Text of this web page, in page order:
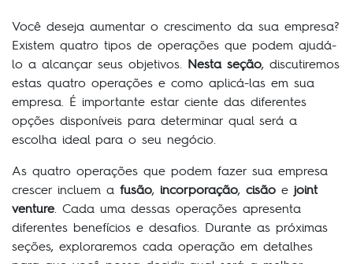
Você deseja aumentar o crescimento da sua empresa?
Existem quatro tipos de operações que podem ajudá-
lo a alcançar seus objetivos. Nesta seção, discutiremos
estas quatro operações e como aplicá-las em sua
empresa. É importante estar ciente das diferentes
opções disponíveis para determinar qual será a
escolha ideal para o seu negócio.
As quatro operações que podem fazer sua empresa
crescer incluem a fusão, incorporação, cisão e joint
venture. Cada uma dessas operações apresenta
diferentes benefícios e desafios. Durante as próximas
seções, exploraremos cada operação em detalhes